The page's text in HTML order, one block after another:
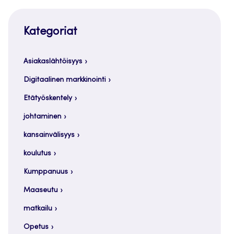
Kategoriat
Asiakaslähtöisyys
Digitaalinen markkinointi
Etätyöskentely
johtaminen
kansainvälisyys
koulutus
Kumppanuus
Maaseutu
matkailu
Opetus